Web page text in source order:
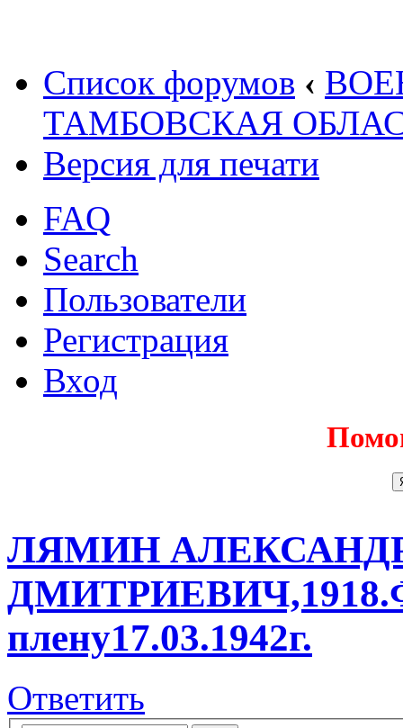
Список форумов ‹
ТАМБОВСКАЯ
Версия для печати
FAQ
Search
Пользователи
Регистрация
Вход
ЛЯМИН
плену17.03.1942г.
Ответить